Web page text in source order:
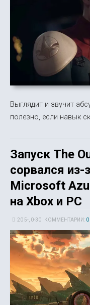
Выглядит и звучит
полезно, если навык
Запуск The
сорвался
Microsoft
на Xbox и PC
20 5-, 0-30 КОММЕНТАРИИ: 0